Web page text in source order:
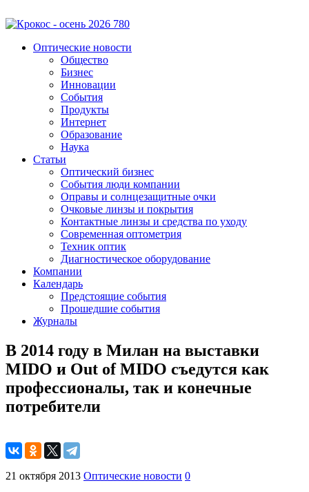
Оптические новости
Общество
Бизнес
Инновации
События
Продукты
Интернет
Образование
Наука
Статьи
Оптический бизнес
События люди компании
Оправы и солнцезащитные очки
Очковые линзы и покрытия
Контактные линзы и средства по уходу
Современная оптометрия
Техник оптик
Диагностическое оборудование
Компании
Календарь
Предстоящие события
Прошедшие события
Журналы
В 2014 году в Милан на выставки
MIDO и Out of MIDO съедутся как
профессионалы, так и конечные
потребители
21 октября 2013 Оптические новости 0